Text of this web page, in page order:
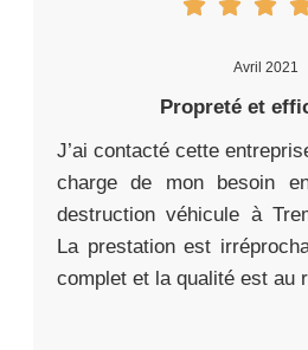
Avril 2021
Propreté et
J’ai contacté cette
charge de mon besoin
destruction véhicule à
La prestation est
complet et la qualité est au